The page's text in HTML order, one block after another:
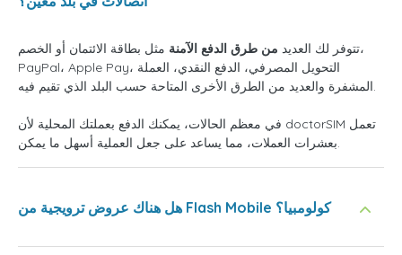
تتوفر لك العديد من طرق الدفع الآمنة مثل بطاقة الائتمان أو الخصم،
PayPal، Apple Pay، التحويل المصرفي، الدفع النقدي، العملة
المشفرة والعديد من الطرق الأخرى المتاحة حسب البلد الذي تقيم فيه.
في معظم الحالات، يمكنك الدفع بعملتك المحلية لأن doctorSIM تعمل
بعشرات العملات، مما يساعد على جعل العملية أسهل ما يمكن.
هل هناك عروض ترويجية من Flash Mobile كولومبيا؟